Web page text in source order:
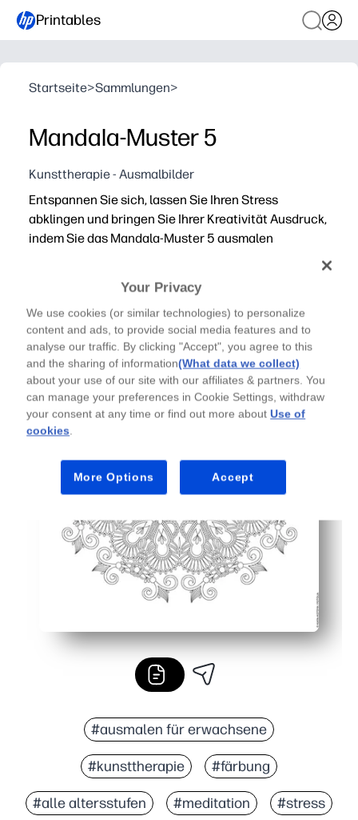
Printables
Startseite>Sammlungen>
Mandala-Muster 5
Kunsttherapie - Ausmalbilder
Entspannen Sie sich, lassen Sie Ihren Stress
abklingen und bringen Sie Ihrer Kreativität Ausdruck,
indem Sie das Mandala-Muster 5 ausmalen
Sie können in Sekundenschnelle drucken - keine
Komplizierte Linien laden zu Konzentration und
Sie können es zu Hause, im Unterricht oder nach der
Es funktioniert mit Stiften, Markern oder
#ausmalen für erwachsene
#kunsttherapie #färbung
#alle altersstufen #meditation #stress
Your Privacy
We use cookies (or similar technologies) to personalize
content and ads, to provide social media features and to
analyse our traffic. By clicking "Accept", you agree to this
and the sharing of information(What data we collect)
about your use of our site with our affiliates & partners. You
can manage your preferences in Cookie Settings, withdraw
your consent at any time or find out more aboutUse of
cookies.
More Options Accept